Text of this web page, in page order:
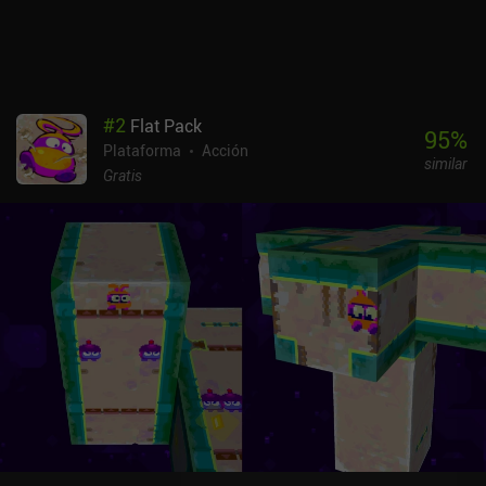
Afortunadamente, los anuncios se pueden desactivar
permanentemente mediante un iAP de 0,49 $. Es un juego perfecto
para sesiones cortas de juego para cualquier fan de los
#2 Flat Pack
Plataforma
Acción
Gratis
95%
similar